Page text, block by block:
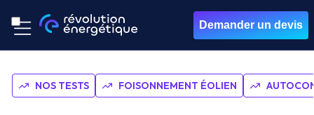
Demander un devis
NOS TESTS FOISONNEMENT ÉOLIEN